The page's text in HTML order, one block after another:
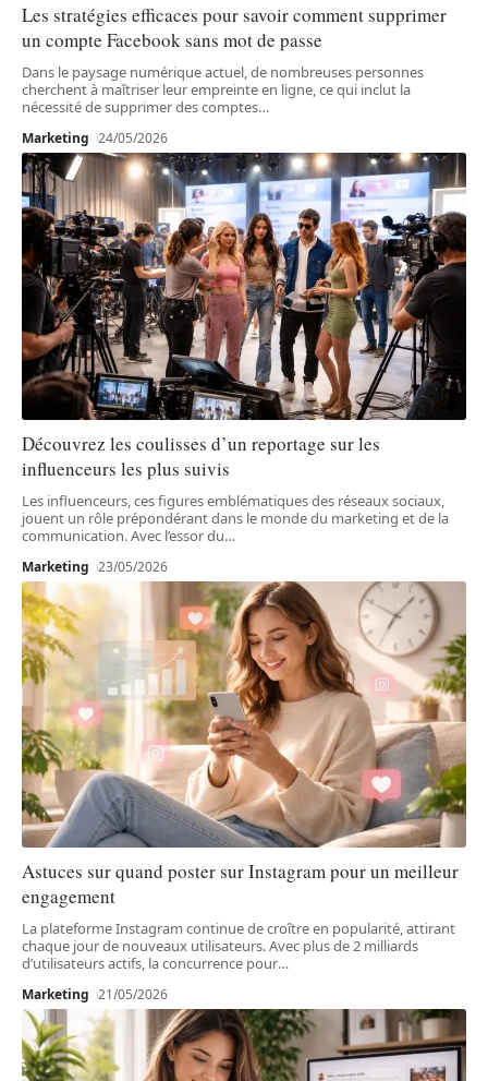
Les stratégies efficaces pour savoir comment supprimer
un compte Facebook sans mot de passe
Dans le paysage numérique actuel, de nombreuses personnes
cherchent à maîtriser leur empreinte en ligne, ce qui inclut la
nécessité de supprimer des comptes…
Marketing 24/05/2026
Découvrez les coulisses d’un reportage sur les
influenceurs les plus suivis
Les influenceurs, ces figures emblématiques des réseaux sociaux,
jouent un rôle prépondérant dans le monde du marketing et de la
communication. Avec l’essor du…
Marketing 23/05/2026
Astuces sur quand poster sur Instagram pour un meilleur
engagement
La plateforme Instagram continue de croître en popularité, attirant
chaque jour de nouveaux utilisateurs. Avec plus de 2 milliards
d’utilisateurs actifs, la concurrence pour…
Marketing 21/05/2026